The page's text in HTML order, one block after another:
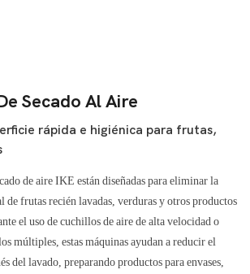
Secado Al Aire
rápida e higiénica para frutas,
de aire IKE están diseñadas para eliminar la
de frutas recién lavadas, verduras y otros productos
el uso de cuchillos de aire de alta velocidad o
múltiples, estas máquinas ayudan a reducir el
del lavado, preparando productos para envases,